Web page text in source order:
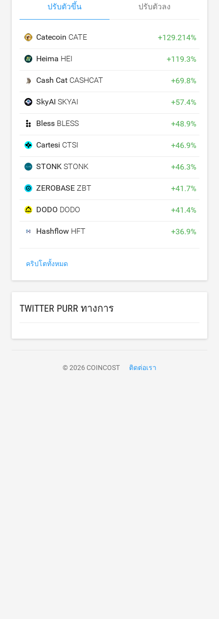
ปรับตัวขึ้น ปรับตัวลง
Catecoin CATE +129.214%
Heima HEI +119.3%
Cash Cat CASHCAT +69.8%
SkyAI SKYAI +57.4%
Bless BLESS +48.9%
Cartesi CTSI +46.9%
STONK STONK +46.3%
ZEROBASE ZBT +41.7%
DODO DODO +41.4%
Hashflow HFT +36.9%
คริปโตทั้งหมด
TWITTER PURR ทางการ
© 2026 COINCOST ติดต่อเรา